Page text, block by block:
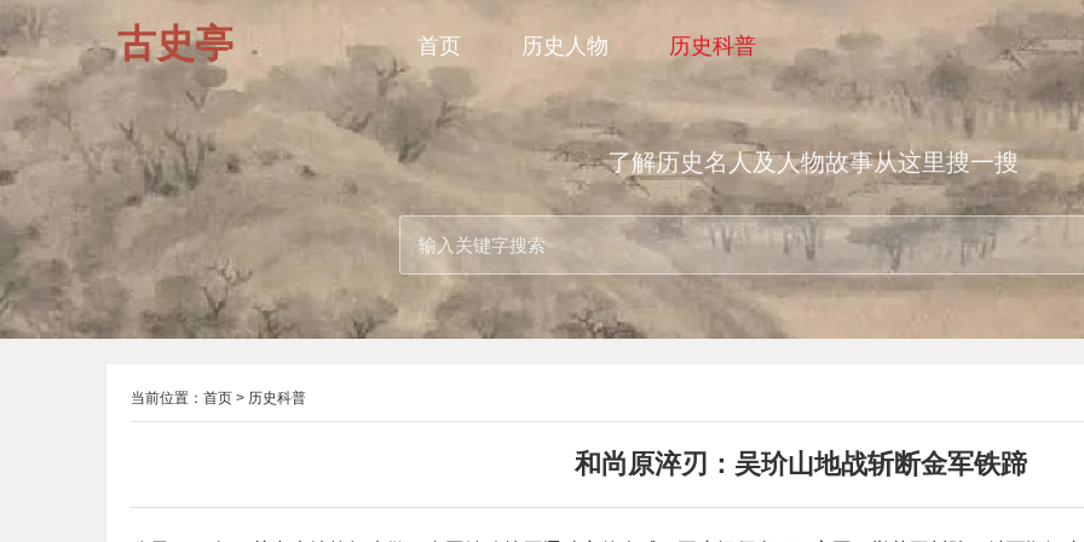
古史亭 首页 历史人物 历史科普
了解历史名人及人物故事从这里搜一搜
当前位置： 首页 > 历史科普
和尚原淬刃：吴玠山地战斩断金军铁蹄